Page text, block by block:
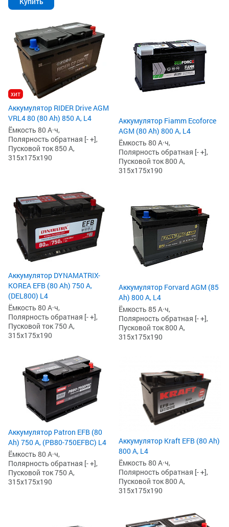
хит
Аккумулятор RIDER Drive AGM
VRL4 80 (80 Ah) 850 А, L4
Ёмкость 80 А·ч,
Полярность обратная [- +],
Пусковой ток 850 А,
315x175x190
Аккумулятор Fiamm Ecoforce
AGM (80 Ah) 800 А, L4
Ёмкость 80 А·ч,
Полярность обратная [- +],
Пусковой ток 800 А,
315x175x190
Аккумулятор DYNAMATRIX-
KOREA EFB (80 Ah) 750 А,
(DEL800) L4
Ёмкость 80 А·ч,
Полярность обратная [- +],
Пусковой ток 750 А,
315x175x190
Аккумулятор Forvard AGM (85
Ah) 800 А, L4
Ёмкость 85 А·ч,
Полярность обратная [- +],
Пусковой ток 800 А,
315x175x190
Аккумулятор Patron EFB (80
Ah) 750 А, (PB80-750EFBC) L4
Ёмкость 80 А·ч,
Полярность обратная [- +],
Пусковой ток 750 А,
315x175x190
Аккумулятор Kraft EFB (80 Ah)
800 А, L4
Ёмкость 80 А·ч,
Полярность обратная [- +],
Пусковой ток 800 А,
315x175x190